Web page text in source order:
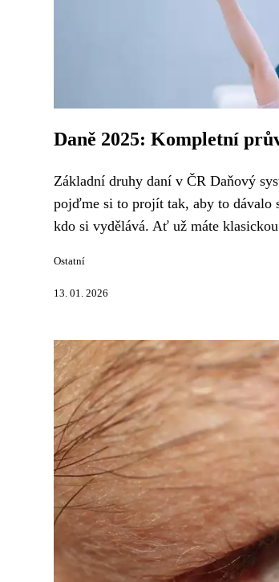
Daně 2025: Kompletní
Základní druhy daní v ČR Daňový
pojďme si to projít tak, aby to dávalo
kdo si vydělává. Ať už máte
Ostatní
13. 01. 2026